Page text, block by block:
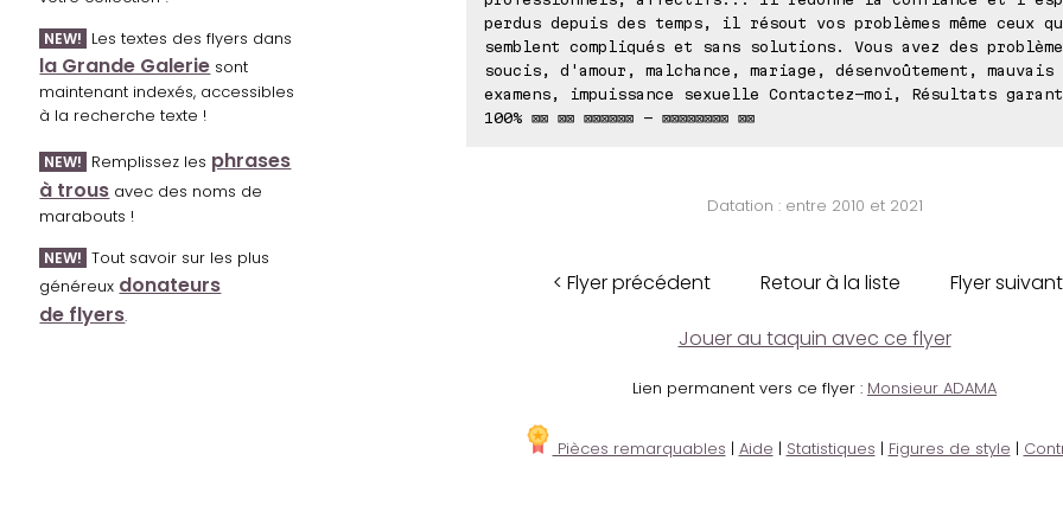
NEW! Les textes des flyers dans
la Grande Galerie sont
maintenant indexés, accessibles
à la recherche texte !
NEW! Remplissez les phrases
à trous avec des noms de
marabouts !
NEW! Tout savoir sur les plus
généreux donateurs
de flyers.
perdus depuis des temps, il résout vos problèmes même ceux
semblent compliqués et sans solutions. Vous avez des
soucis, d'amour, malchance, mariage, désenvoûtement, mauvais
examens, impuissance sexuelle Contactez-moi, Résultats
100% ⊠⊠ ⊠⊠ ⊠⊠⊠⊠⊠⊠ - ⊠⊠⊠⊠⊠⊠⊠⊠ ⊠⊠
Datation : entre 2010 et 2021
< Flyer précédent Retour à la liste Flyer
Jouer au taquin avec ce flyer
Lien permanent vers ce flyer : Monsieur ADAMA
Pièces remarquables | Aide | Statistiques | Figures de style |